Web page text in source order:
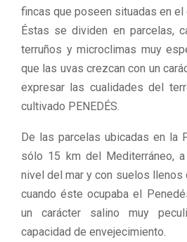
fincas que poseen situadas en el
Éstas se dividen en parcelas,
terruños y microclimas muy
que las uvas crezcan con un
expresar las cualidades del
cultivado PENEDÉS.
De las parcelas ubicadas en la
sólo 15 km del Mediterráneo,
nivel del mar y con suelos
cuando éste ocupaba el
un carácter salino muy
capacidad de envejecimiento.